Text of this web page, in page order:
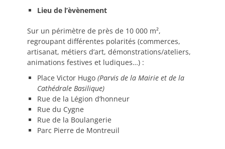
Lieu de l’èvènement
Sur un périmètre de près de 10 000 m²,
regroupant différentes polarités (commerces,
artisanat, métiers d’art, démonstrations/ateliers,
animations festives et ludiques…) :
Place Victor Hugo (Parvis de la Mairie et de la
Cathédrale Basilique)
Rue de la Légion d’honneur
Rue du Cygne
Rue de la Boulangerie
Parc Pierre de Montreuil